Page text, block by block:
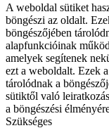
A weboldal sütiket
böngészi az oldalt.
böngészőjében
alapfunkcióinak
amelyek segítenek
ezt a weboldalt. Ezek
tárolódnak a
sütiktől való
a böngészési
Szükséges